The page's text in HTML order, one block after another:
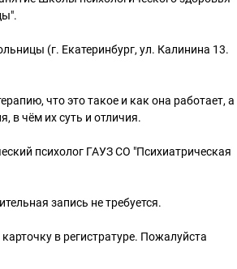
(г. Екатеринбург, ул. Калинина 13.
что это такое и как она работает, а
в чём их суть и отличия.
психолог ГАУЗ СО "Психиатрическая
запись не требуется.
в регистратуре. Пожалуйста